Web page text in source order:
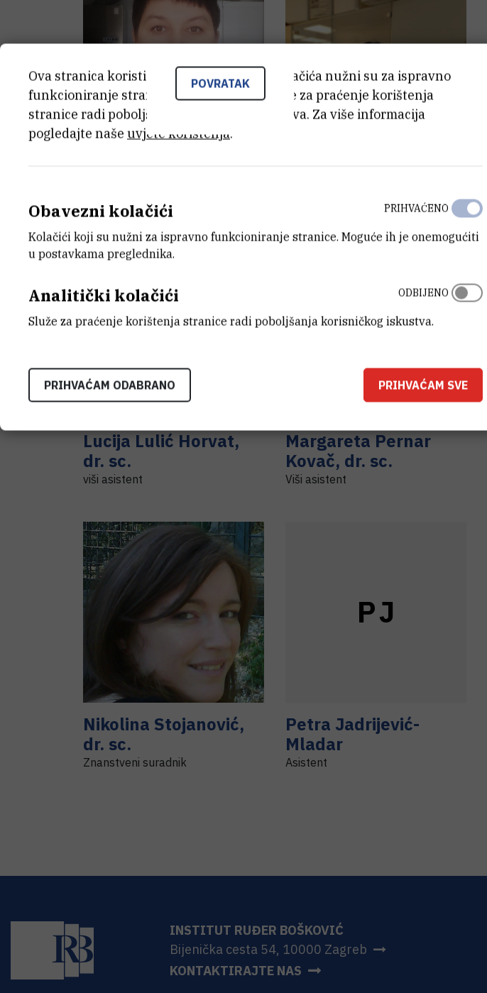
Lucija Lulić Horvat,
dr. sc.
viši asistent
MP
Margareta Pernar
Kovač, dr. sc.
Viši asistent
Nikolina Stojanović,
dr. sc.
Znanstveni suradnik
PJ
Petra Jadrijević-
Mladar
Asistent
INSTITUT RUĐER BOŠKOVIĆ
Bijenička cesta 54, 10000 Zagreb
KONTAKTIRAJTE NAS
POVRATAK
Ova stranica koristi kolačiće. Neki od tih kolačića nužni su za ispravno
funkcioniranje stranice, dok se drugi koriste za praćenje korištenja
stranice radi poboljšanja korisničkog iskustva. Za više informacija
pogledajte naše uvjete korištenja.
Obavezni kolačići
Kolačići koji su nužni za ispravno funkcioniranje stranice. Moguće ih je onemogućiti
u postavkama preglednika.
PRIHVAĆENO
Analitički kolačići
Služe za praćenje korištenja stranice radi poboljšanja korisničkog iskustva.
ODBIJENO
PRIHVAĆAM ODABRANO PRIHVAĆAM SVE